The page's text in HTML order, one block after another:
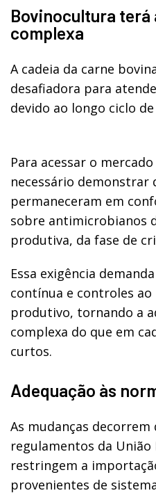
Bovinocultura terá
complexa
A cadeia da carne
desafiadora para
devido ao longo ciclo
Para acessar o
necessário demonstrar
permaneceram em
sobre antimicrobianos
produtiva, da fase de
Essa exigência
contínua e controles
produtivo, tornando a
complexa do que em
curtos.
Adequação às
As mudanças
regulamentos da União
restringem a
provenientes de